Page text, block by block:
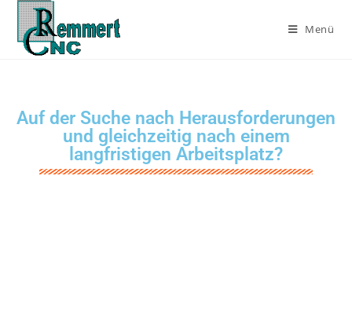
Menü
Auf der Suche nach Herausforderungen
und gleichzeitig nach einem
langfristigen Arbeitsplatz?